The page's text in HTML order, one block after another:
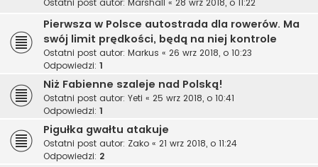
Ostatni post autor: Marshall « 28 wrz 2018, o 11:22
Pierwsza w Polsce autostrada dla rowerów. Ma
swój limit prędkości, będą na niej kontrole
Ostatni post autor: Markus « 26 wrz 2018, o 10:23
Odpowiedzi: 1
Niż Fabienne szaleje nad Polską!
Ostatni post autor: Yeti « 25 wrz 2018, o 10:41
Odpowiedzi: 1
Pigułka gwałtu atakuje
Ostatni post autor: Zako « 21 wrz 2018, o 11:24
Odpowiedzi: 2